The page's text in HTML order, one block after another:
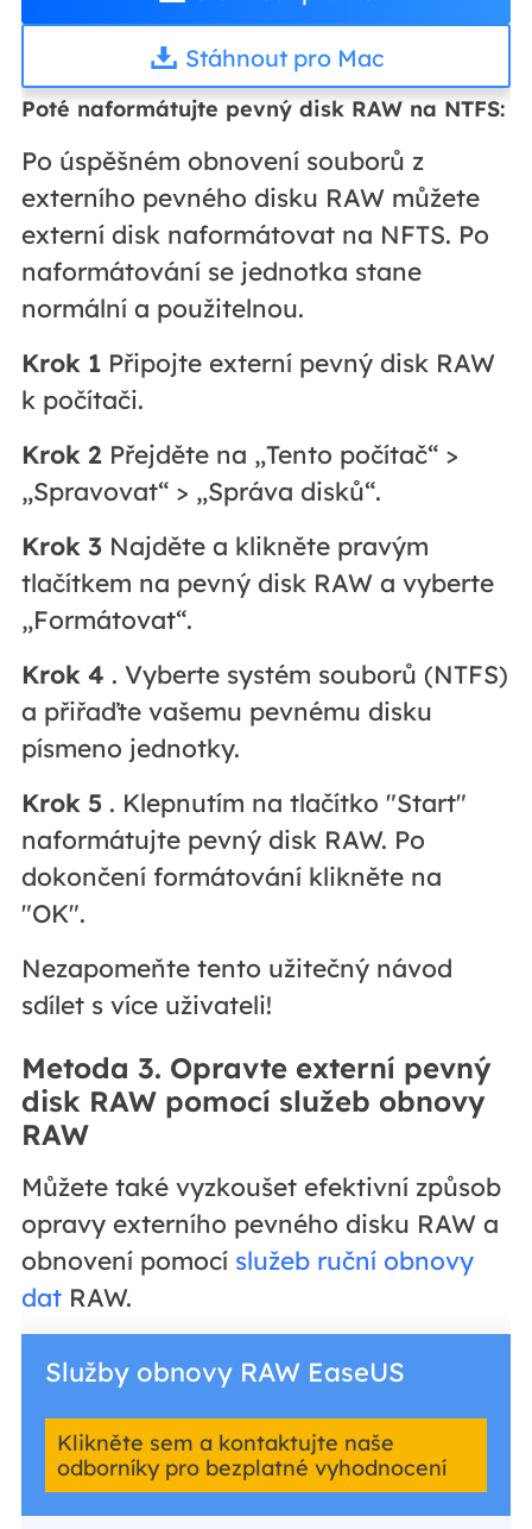
Stáhnout pro Mac
Poté naformátujte pevný disk RAW na NTFS:
Po úspěšném obnovení souborů z
externího pevného disku RAW můžete
externí disk naformátovat na NFTS. Po
naformátování se jednotka stane
normální a použitelnou.
Krok 1Připojte externí pevný disk RAW
k počítači.
Krok 2Přejděte na „Tento počítač“ >
„Spravovat“ > „Správa disků“.
Krok 3Najděte a klikněte pravým
tlačítkem na pevný disk RAW a vyberte
„Formátovat“.
Krok 4 . Vyberte systém souborů (NTFS)
a přiřaďte vašemu pevnému disku
písmeno jednotky.
Krok 5. Klepnutím na tlačítko "Start"
naformátujte pevný disk RAW. Po
dokončení formátování klikněte na
"OK".
Nezapomeňte tento užitečný návod
sdílet s více uživateli!
Metoda 3. Opravte externí pevný
disk RAW pomocí služeb obnovy
RAW
Můžete také vyzkoušet efektivní způsob
opravy externího pevného disku RAW a
obnovení pomocí služeb ruční obnovy
datRAW.
Služby obnovy RAW EaseUS
Klikněte sem a kontaktujte naše
odborníky pro bezplatné vyhodnocení